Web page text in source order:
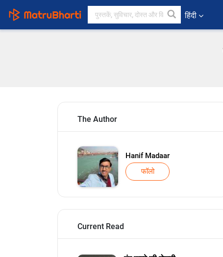
हिंदी
The Author
Hanif Madaar
फॉलो
Current Read